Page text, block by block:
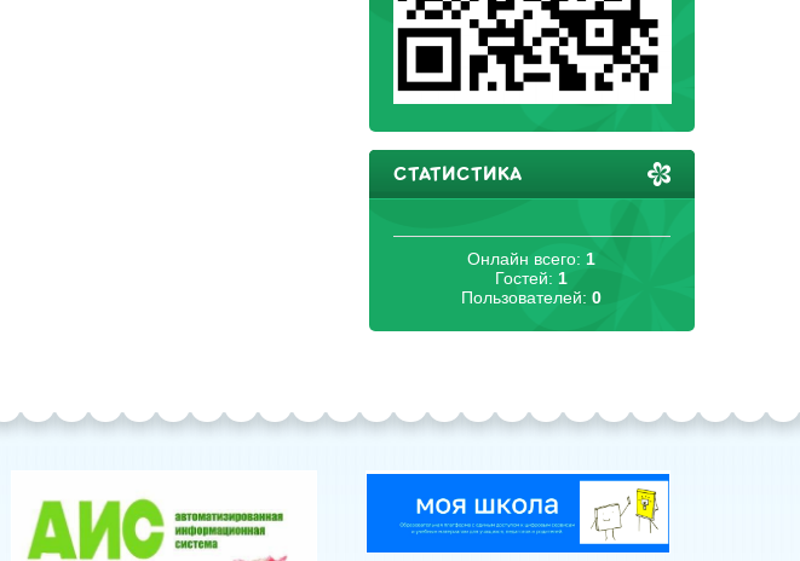
СТАТИСТИКА
Онлайн всего: 1
Гостей: 1
Пользователей:0